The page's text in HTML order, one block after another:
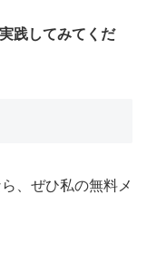
践してみてくだ
、ぜひ私の無料メ